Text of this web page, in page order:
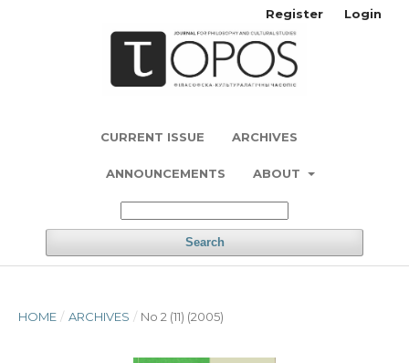
CURRENT ISSUE ARCHIVES
ANNOUNCEMENTS ABOUT
Search
Register Login
HOME / ARCHIVES / No 2 (11) (2005)